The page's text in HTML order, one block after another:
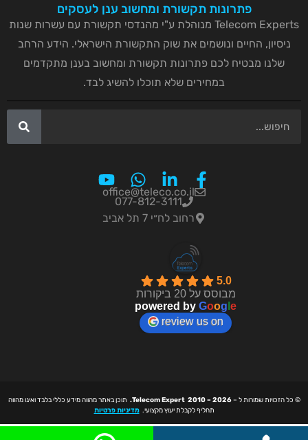
פתרונות תקשורת ומחשוב ענן לעסקים
Telecom Experts מנוהלת ע"י מהנדסי תקשורת עם עשרות שנות
ניסיון, החיים ונושמים את שוק התקשורת הישראלי. הידע הרחב
שלנו מבטיח לכם פתרונות תקשורת ומחשוב בענן מתקדמים
במחירים שלא תוכלו להשיג לבד.
5.0
מבוסס על 20 ביקורות
powered by Goog e
review us on
רחוב לח״י 7 תל אביב
077-812-3111
office@teleco.co.il
© כל הזכויות שמורות ל –Telecom Expert 2010 – 2026.
תוכן באתר מהווה מידע כללי בלבד ואינו מהווה
תחליף לקבלת יעוץ מקצועי.מדיניות פרטיות